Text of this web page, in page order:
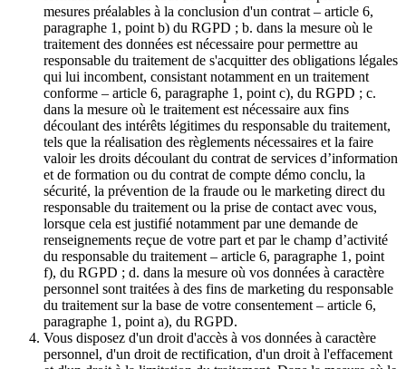
mesures préalables à la conclusion d'un contrat – article 6,
paragraphe 1, point b) du RGPD ; b. dans la mesure où le
traitement des données est nécessaire pour permettre au
responsable du traitement de s'acquitter des obligations légales
qui lui incombent, consistant notamment en un traitement
conforme – article 6, paragraphe 1, point c), du RGPD ; c.
dans la mesure où le traitement est nécessaire aux fins
découlant des intérêts légitimes du responsable du traitement,
tels que la réalisation des règlements nécessaires et la faire
valoir les droits découlant du contrat de services d’information
et de formation ou du contrat de compte démo conclu, la
sécurité, la prévention de la fraude ou le marketing direct du
responsable du traitement ou la prise de contact avec vous,
lorsque cela est justifié notamment par une demande de
renseignements reçue de votre part et par le champ d’activité
du responsable du traitement – article 6, paragraphe 1, point
f), du RGPD ; d. dans la mesure où vos données à caractère
personnel sont traitées à des fins de marketing du responsable
du traitement sur la base de votre consentement – article 6,
paragraphe 1, point a), du RGPD.
Vous disposez d'un droit d'accès à vos données à caractère
personnel, d'un droit de rectification, d'un droit à l'effacement